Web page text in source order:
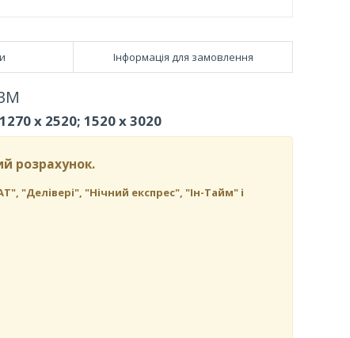
Інформація для замовлення
х 2520; 1520 х 3020
розрахунок.
"Нічний експрес", "Ін-Тайм" і